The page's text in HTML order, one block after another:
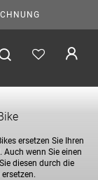
ersetzen Sie Ihren
Auch wenn Sie einen
diesen durch die